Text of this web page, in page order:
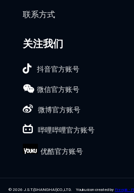
联系方式
关注我们
抖音官方账号
微信官方账号
微博官方账号
哔哩哔哩官方账号
优酷官方账号
© 2026 J.S.T.(SHANGHAI)CO.,LTD. Youku icon created by Freepik -